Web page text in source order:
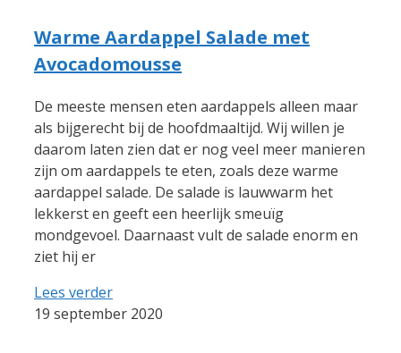
Warme Aardappel Salade met
Avocadomousse
De meeste mensen eten aardappels alleen maar
als bijgerecht bij de hoofdmaaltijd. Wij willen je
daarom laten zien dat er nog veel meer manieren
zijn om aardappels te eten, zoals deze warme
aardappel salade. De salade is lauwwarm het
lekkerst en geeft een heerlijk smeuïg
mondgevoel. Daarnaast vult de salade enorm en
ziet hij er
Lees verder
19 september 2020